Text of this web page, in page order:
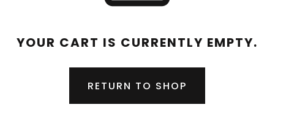
YOUR CART IS CURRENTLY EMPTY.
RETURN TO SHOP